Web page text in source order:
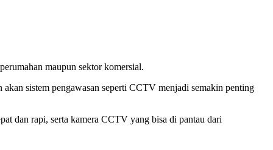
maupun sektor komersial.
sistem pengawasan seperti CCTV menjadi semakin penting
dan rapi, serta kamera CCTV yang bisa di pantau dari